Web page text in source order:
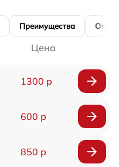
Преимущества
Цена
1300 р
600 р
850 р